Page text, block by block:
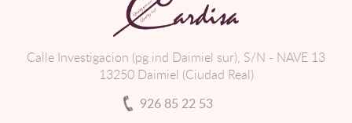
Calle Investigacion (pg ind Daimiel sur), S/N - NAVE 13
13250 Daimiel (Ciudad Real)
926 85 22 53